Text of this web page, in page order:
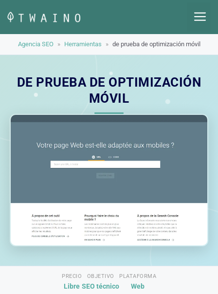
contenido
Agencia SEO » Herramientas » de prueba de optimización móvil
DE PRUEBA DE OPTIMIZACIÓN
MÓVIL
PRECIO
Libre
OBJETIVO
SEO técnico
PLATAFORMA
Web